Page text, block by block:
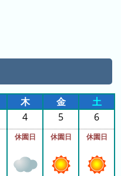
木 金
土
4
休園日
5
休園日
6
休園日